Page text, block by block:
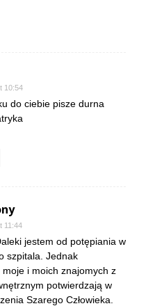
10:54
do ciebie pisze durna
11:44
jestem od potępiania w
szpitala. Jednak
i moich znajomych z
potwierdzają w
Szarego Człowieka.